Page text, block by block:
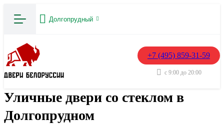
Долгопрудный
+7 (495) 859-31-59
с 9:00 до 20:00
Уличные двери со стеклом в
Долгопрудном